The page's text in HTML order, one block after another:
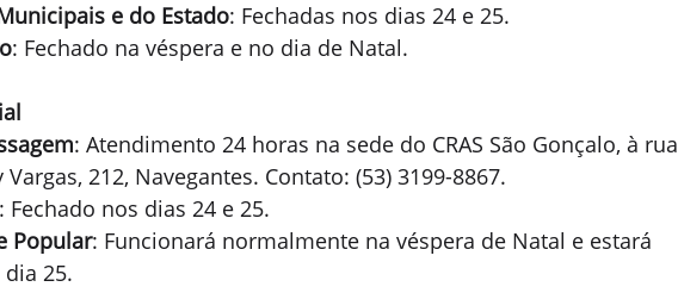
e do Estado: Fechadas nos dias 24 e 25.
: Fechado na véspera e no dia de Natal.
: Atendimento 24 horas na sede do CRAS São Gonçalo, à rua
Vargas, 212, Navegantes. Contato: (53) 3199-8867.
: Fechado nos dias 24 e 25.
Popular: Funcionará normalmente na véspera de Natal e estará
25.